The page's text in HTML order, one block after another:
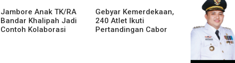
Jambore Anak TK/RA
Bandar Khalipah Jadi
Contoh Kolaborasi
Gebyar Kemerdekaan,
240 Atlet Ikuti
Pertandingan Cabor